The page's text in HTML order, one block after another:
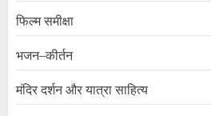
फिल्म समीक्षा
भजन–कीर्तन
मंदिर दर्शन और यात्रा साहित्य